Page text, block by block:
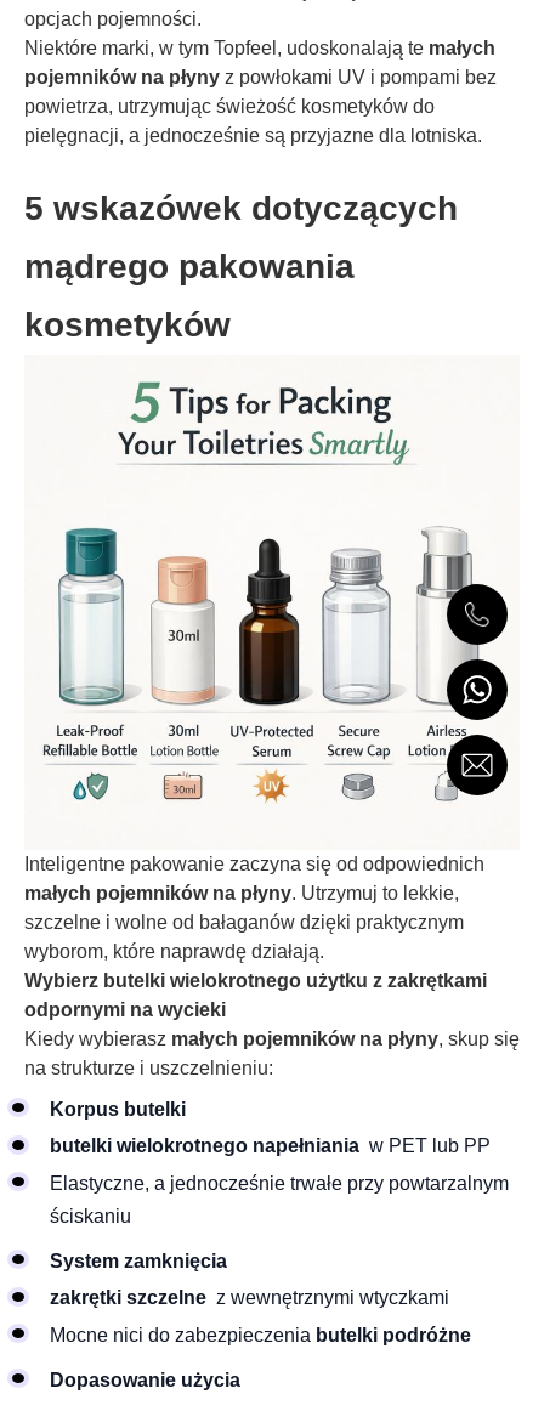
opcjach pojemności.
Niektóre marki, w tym Topfeel, udoskonalają te małych
pojemników na płyny z powłokami UV i pompami bez
powietrza, utrzymując świeżość kosmetyków do
pielęgnacji, a jednocześnie są przyjazne dla lotniska.
5 wskazówek dotyczących
mądrego pakowania
kosmetyków
Inteligentne pakowanie zaczyna się od odpowiednich
małych pojemników na płyny. Utrzymuj to lekkie,
szczelne i wolne od bałaganów dzięki praktycznym
wyborom, które naprawdę działają.
Wybierz butelki wielokrotnego użytku z zakrętkami
odpornymi na wycieki
Kiedy wybierasz małych pojemników na płyny, skup się
na strukturze i uszczelnieniu:
Korpus butelki
butelki wielokrotnego napełniania w PET lub PP
Elastyczne, a jednocześnie trwałe przy powtarzalnym
ściskaniu
System zamknięcia
zakrętki szczelne z wewnętrznymi wtyczkami
Mocne nici do zabezpieczenia butelki podróżne
Dopasowanie użycia